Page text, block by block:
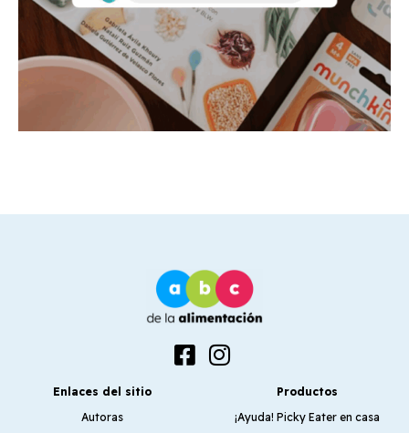
Enlaces del sitio
Autoras
Productos
¡Ayuda! Picky Eater en casa